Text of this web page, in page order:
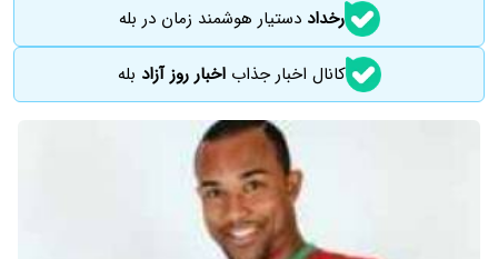
رخداددستیار هوشمند زمان در بله
کانال اخبار جذاباخبار روز آزاد بله